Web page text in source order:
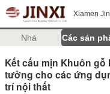
Xiamen
Nhà Các sản
Kết cấu mịn Khuôn
tưởng cho các ứng
trí nội thất